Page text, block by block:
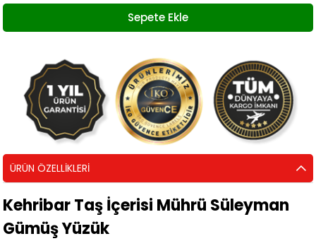
ÜRÜN ÖZELLIKLERI
Kehribar Taş İçerisi Mührü Süleyman
Gümüş Yüzük